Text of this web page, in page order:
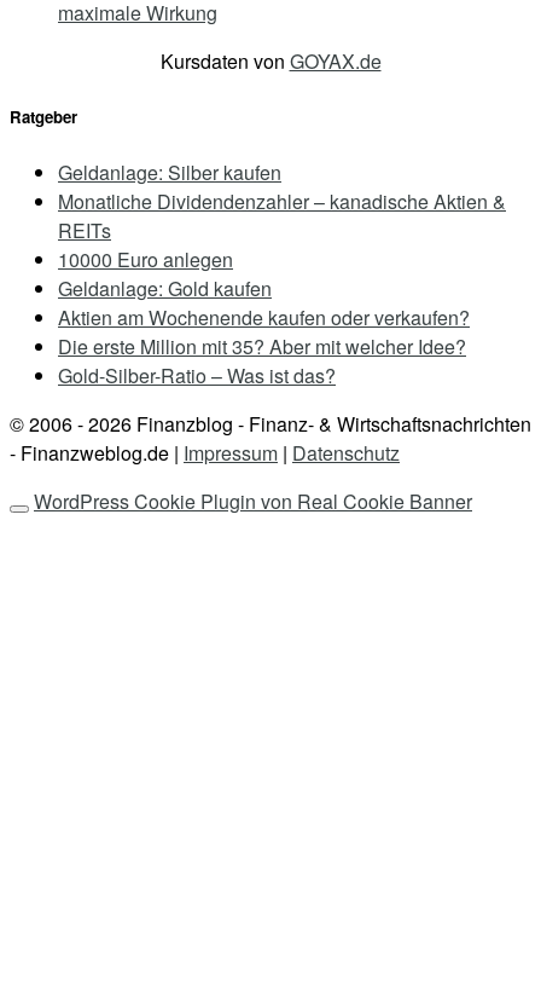
maximale Wirkung
Kursdaten von GOYAX.de
Ratgeber
Geldanlage: Silber kaufen
Monatliche Dividendenzahler – kanadische Aktien &
REITs
10000 Euro anlegen
Geldanlage: Gold kaufen
Aktien am Wochenende kaufen oder verkaufen?
Die erste Million mit 35? Aber mit welcher Idee?
Gold-Silber-Ratio – Was ist das?
© 2006 - 2026 Finanzblog - Finanz- & Wirtschaftsnachrichten
- Finanzweblog.de | Impressum | Datenschutz
WordPress Cookie Plugin von Real Cookie Banner